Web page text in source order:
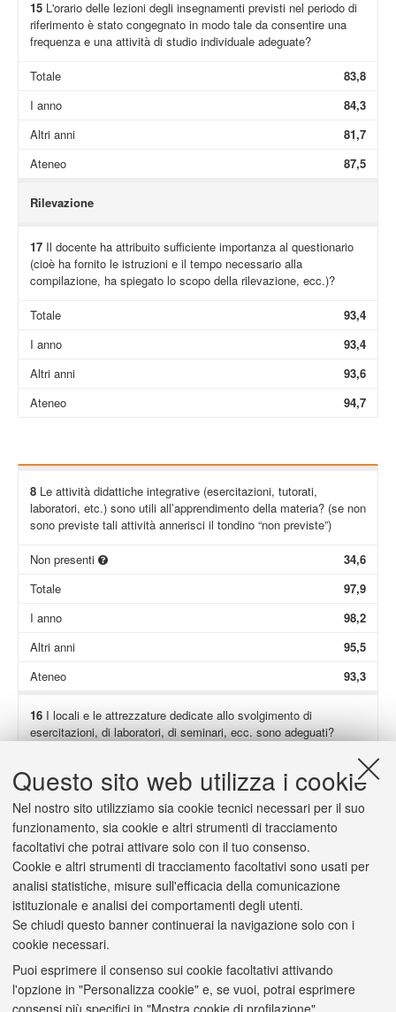
Questo sito web utilizza i cookie
Nel nostro sito utilizziamo sia cookie tecnici necessari per il suo
funzionamento, sia cookie e altri strumenti di tracciamento
facoltativi che potrai attivare solo con il tuo consenso.
Cookie e altri strumenti di tracciamento facoltativi sono usati per
analisi statistiche, misure sull'efficacia della comunicazione
istituzionale e analisi dei comportamenti degli utenti.
Se chiudi questo banner continuerai la navigazione solo con i
cookie necessari.
Puoi esprimere il consenso sui cookie facoltativi attivando
l'opzione in "Personalizza cookie" e, se vuoi, potrai esprimere
consensi più specifici in "Mostra cookie di profilazione".
15L'orario delle lezioni degli insegnamenti previsti nel periodo di
riferimento è stato congegnato in modo tale da consentire una
frequenza e una attività di studio individuale adeguate?
Totale
83,8
I anno
84,3
Altri anni
81,7
Ateneo
87,5
Rilevazione
17Il docente ha attribuito sufficiente importanza al questionario
(cioè ha fornito le istruzioni e il tempo necessario alla
compilazione, ha spiegato lo scopo della rilevazione, ecc.)?
Totale
93,4
I anno
93,4
Altri anni
93,6
Ateneo
94,7
8Le attività didattiche integrative (esercitazioni, tutorati,
laboratori, etc.) sono utili all’apprendimento della materia? (se non
sono previste tali attività annerisci il tondino “non previste”)
Non presenti
34,6
Totale
97,9
I anno
98,2
Altri anni
95,5
Ateneo
93,3
16I locali e le attrezzature dedicate allo svolgimento di
esercitazioni, di laboratori, di seminari, ecc. sono adeguati?
41,4
Totale
95,8
I anno
Altri anni
Ateneo
2/a(Solo se hai risposto "decisamente no" o "più no che sì") Il
carico di studio è scarso o eccessivo?